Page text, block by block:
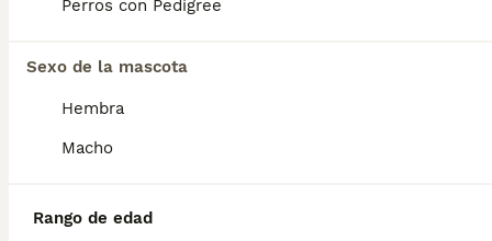
Perros con Pedigree
Sexo de la mascota
Hembra
Macho
Rango de edad
son animales sociables y obedientes; no son